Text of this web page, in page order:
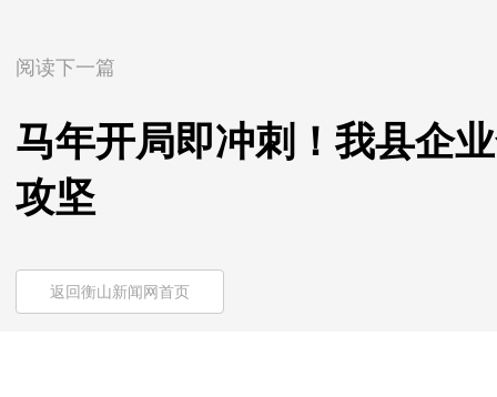
阅读下一篇
马年开局即冲刺！我县企
攻坚
返回衡山新闻网首页